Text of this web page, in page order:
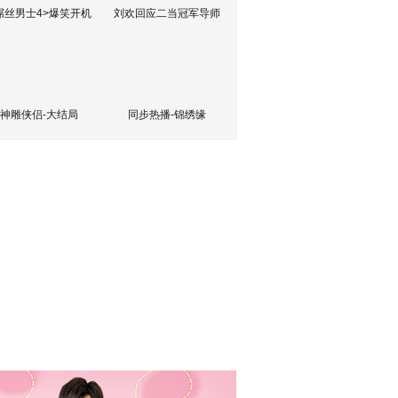
丝男士4>爆笑开机 刘欢回应二当冠军导师
神雕侠侣-大结局 同步热播-锦绣缘